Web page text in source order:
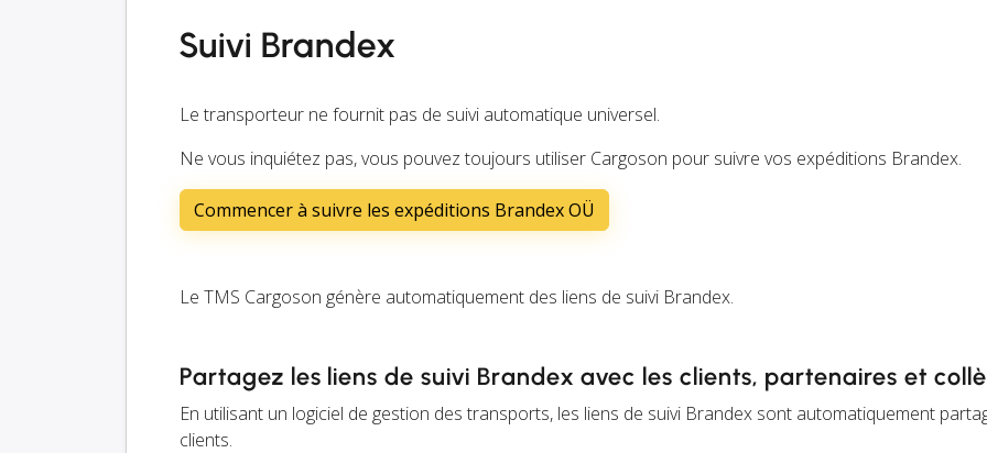
Suivi Brandex
Le transporteur ne fournit pas de suivi automatique universel.
Ne vous inquiétez pas, vous pouvez toujours utiliser Cargoson pour suivre vos expéditions Brandex.
Commencer à suivre les expéditions Brandex OÜ
Le TMS Cargoson génère automatiquement des liens de suivi Brandex.
Partagez les liens de suivi Brandex avec les clients, partenaires et
En utilisant un logiciel de gestion des transports, les liens de suivi Brandex sont automatiquement
clients.